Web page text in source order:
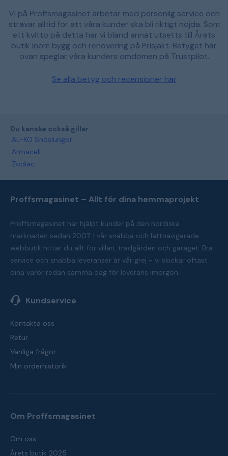
Vi på Proffsmagasinet arbetar med personlig service och
strävar alltid för att våra kunder ska bli riktigt nöjda. Som
ett kvitto på detta har vi bland annat utsetts till Årets
butik inom bygg och renovering på Prisjakt. Betyget här
ovan speglar våra kunders omdömen på Trustpilot.
Se alla betyg och recensioner här
Du kanske också gillar
AL-KO Snöslungor
Armacell
Zodiac
Proffsmagasinet – Allt för dina hemmaprojekt
Proffsmagasinet har hjälpt kunder på den nordiska
marknaden sedan 2007. I vår snabba och lättnavigerade
webbutik hittar du allt för villan, trädgården och garaget. Bra
service och snabba leveranser är vår grej - vi skickar oftast
dina varor redan samma dag för leverans imorgon.
Kundservice
Kontakta oss
Retur
Vanliga frågor
Min orderhistorik
Om Proffsmagasinet
Om oss
Årets butik 2025